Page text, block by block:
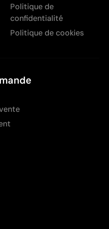
Politique de
confidentialité
Politique de cookies